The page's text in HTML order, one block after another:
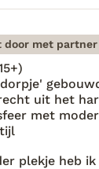
door met partner
uit het
met
plekje heb